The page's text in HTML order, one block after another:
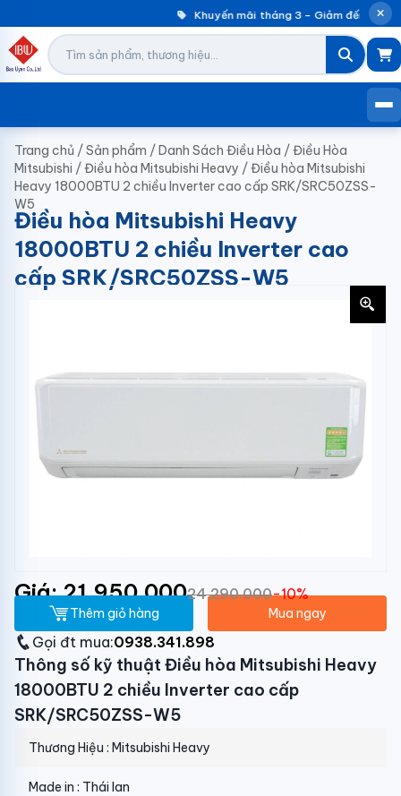
Khuyến mãi tháng 3 – Giảm đến
Trang chủ /Sản phẩm /Danh Sách Điều Hòa /Điều Hòa
Mitsubishi /Điều hòa Mitsubishi Heavy /Điều hòa Mitsubishi
Heavy 18000BTU 2 chiều Inverter cao cấp SRK/SRC50ZSS-
W5
Điều hòa Mitsubishi Heavy
18000BTU 2 chiều Inverter cao
cấp SRK/SRC50ZSS-W5
Giá: 21.950.00024.290.000-10%
Thêm giỏ hàng Mua ngay
Gọi đt mua:0938.341.898
Thông số kỹ thuật Điều hòa Mitsubishi Heavy
18000BTU 2 chiều Inverter cao cấp
SRK/SRC50ZSS-W5
Thương Hiệu : Mitsubishi Heavy
Made in : Thái lan